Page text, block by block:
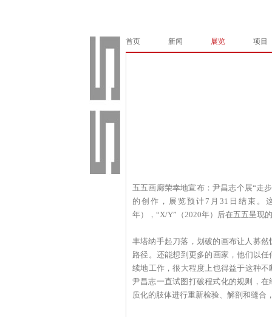
首页 新闻 展览 项目
五五画廊荣幸地宣布：尹昌志个展“走
的创作，展览预计7月31日结束。
年），“X/Y”（2020年）后在五五呈现
丰塔纳手起刀落，划破的画布让人募
路径。还能想到更多的画家，他们以
续地工作，很大程度上也得益于这种
尹昌志一直试图打破程式化的规则，
质化的肢体进行重新检验、解剖和缝合